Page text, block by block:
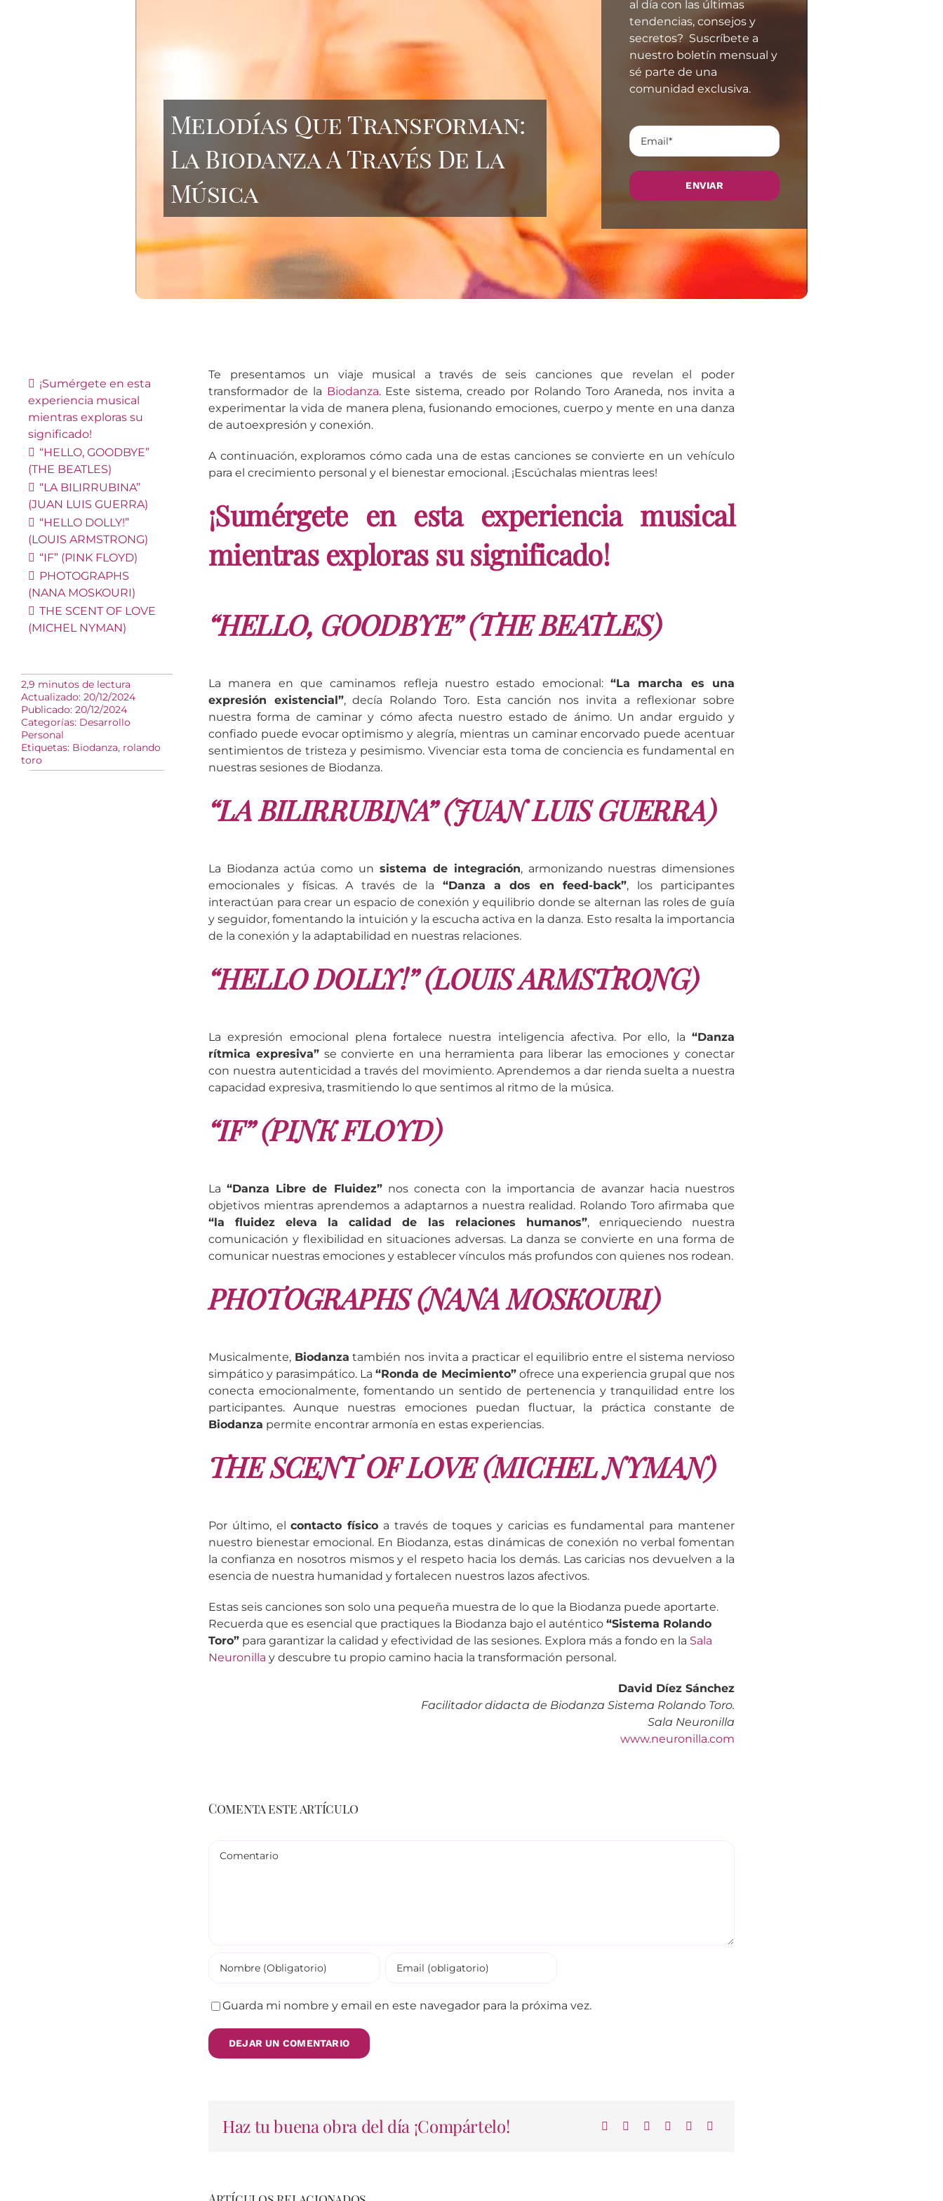
Melodías Que Transforman:
La Biodanza A Través De La
Música
al día con las últimas
tendencias, consejos y
secretos? Suscríbete a
nuestro boletín mensual y
sé parte de una
comunidad exclusiva.
¡Sumérgete en esta
experiencia musical
mientras exploras su
significado!
“HELLO, GOODBYE”
(THE BEATLES)
“LA BILIRRUBINA”
(JUAN LUIS GUERRA)
“HELLO DOLLY!”
(LOUIS ARMSTRONG)
“IF” (PINK FLOYD)
PHOTOGRAPHS
(NANA MOSKOURI)
THE SCENT OF LOVE
(MICHEL NYMAN)
2,9 minutos de lectura
Actualizado: 20/12/2024
Publicado: 20/12/2024
Categorías: Desarrollo
Personal
Etiquetas: Biodanza, rolando
toro
Te presentamos un viaje musical a través de seis canciones que revelan el poder
transformador de la Biodanza. Este sistema, creado por Rolando Toro Araneda, nos invita a
experimentar la vida de manera plena, fusionando emociones, cuerpo y mente en una danza
de autoexpresión y conexión.
A continuación, exploramos cómo cada una de estas canciones se convierte en un vehículo
para el crecimiento personal y el bienestar emocional. ¡Escúchalas mientras lees!
¡Sumérgete en esta experiencia musical
mientras exploras su significado!
“HELLO, GOODBYE” (THE BEATLES)
La manera en que caminamos refleja nuestro estado emocional: “La marcha es una
expresión existencial”, decía Rolando Toro. Esta canción nos invita a reflexionar sobre
nuestra forma de caminar y cómo afecta nuestro estado de ánimo. Un andar erguido y
confiado puede evocar optimismo y alegría, mientras un caminar encorvado puede acentuar
sentimientos de tristeza y pesimismo. Vivenciar esta toma de conciencia es fundamental en
nuestras sesiones de Biodanza.
“LA BILIRRUBINA” (JUAN LUIS GUERRA)
La Biodanza actúa como un sistema de integración, armonizando nuestras dimensiones
emocionales y físicas. A través de la “Danza a dos en feed-back”, los participantes
interactúan para crear un espacio de conexión y equilibrio donde se alternan las roles de guía
y seguidor, fomentando la intuición y la escucha activa en la danza. Esto resalta la importancia
de la conexión y la adaptabilidad en nuestras relaciones.
“HELLO DOLLY!” (LOUIS ARMSTRONG)
La expresión emocional plena fortalece nuestra inteligencia afectiva. Por ello, la “Danza
rítmica expresiva”se convierte en una herramienta para liberar las emociones y conectar
con nuestra autenticidad a través del movimiento. Aprendemos a dar rienda suelta a nuestra
capacidad expresiva, trasmitiendo lo que sentimos al ritmo de la música.
“IF” (PINK FLOYD)
La“Danza Libre de Fluidez”nos conecta con la importancia de avanzar hacia nuestros
objetivos mientras aprendemos a adaptarnos a nuestra realidad. Rolando Toro afirmaba que
“la fluidez eleva la calidad de las relaciones humanos”, enriqueciendo nuestra
comunicación y flexibilidad en situaciones adversas. La danza se convierte en una forma de
comunicar nuestras emociones y establecer vínculos más profundos con quienes nos rodean.
PHOTOGRAPHS (NANA MOSKOURI)
Musicalmente, Biodanza también nos invita a practicar el equilibrio entre el sistema nervioso
simpático y parasimpático. La“Ronda de Mecimiento”ofrece una experiencia grupal que nos
conecta emocionalmente, fomentando un sentido de pertenencia y tranquilidad entre los
participantes. Aunque nuestras emociones puedan fluctuar, la práctica constante de
Biodanza permite encontrar armonía en estas experiencias.
THE SCENT OF LOVE (MICHEL NYMAN)
Por último, elcontacto físico a través de toques y caricias es fundamental para mantener
nuestro bienestar emocional. En Biodanza, estas dinámicas de conexión no verbal fomentan
la confianza en nosotros mismos y el respeto hacia los demás. Las caricias nos devuelven a la
esencia de nuestra humanidad y fortalecen nuestros lazos afectivos.
Estas seis canciones son solo una pequeña muestra de lo que la Biodanza puede aportarte.
Recuerda que es esencial que practiques la Biodanza bajo el auténtico“Sistema Rolando
Toro” para garantizar la calidad y efectividad de las sesiones. Explora más a fondo en la Sala
Neuronilla y descubre tu propio camino hacia la transformación personal.
David Díez Sánchez
Facilitador didacta de Biodanza Sistema Rolando Toro.
Sala Neuronilla
www.neuronilla.com
Comenta este artículo
Guarda mi nombre y email en este navegador para la próxima vez.
Haz tu buena obra del día ¡Compártelo!